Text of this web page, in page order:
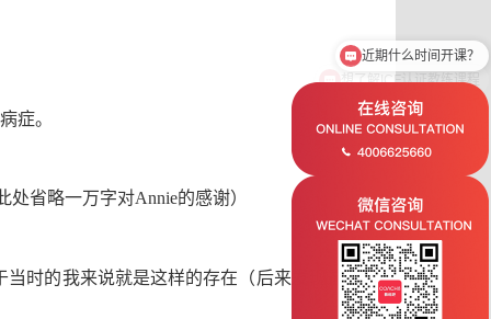
症。
处省略一万字对Annie的感谢）
当时的我来说就是这样的存在 （后来发现这根稻
想了解ICF认证教练课程